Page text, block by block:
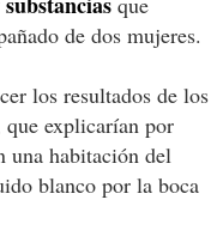
de dos mujeres.
los resultados de los
que explicarían por
una habitación del
blanco por la boca